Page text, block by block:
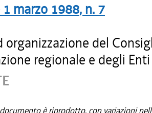
1 marzo 1988, n. 7
del
regionale e degli
è riprodotto, con variazioni